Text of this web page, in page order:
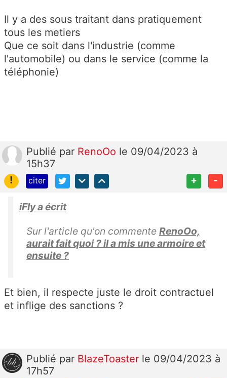
Il y a des sous traitant dans pratiquement
tous les metiers
Que ce soit dans l'industrie (comme
l'automobile) ou dans le service (comme la
téléphonie)
Publié par RenoOo le 09/04/2023 à
15h37
!
citer + -
iFly a écrit
Sur l'article qu'on commente RenoOo,
aurait fait quoi ? il a mis une armoire et
ensuite ?
Et bien, il respecte juste le droit contractuel
et inflige des sanctions ?
Publié par BlazeToaster le 09/04/2023 à
17h57